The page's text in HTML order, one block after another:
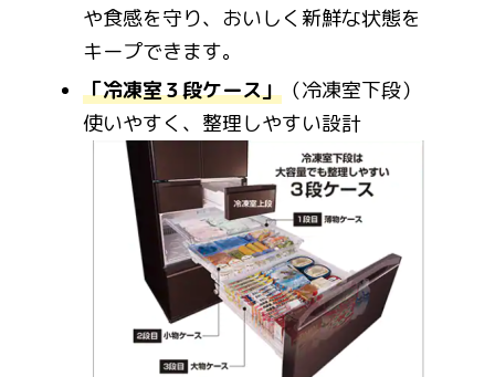
や食感を守り、おいしく新鮮な状態を
キープできます。
「冷凍室３段ケース」 （冷凍室下段）
使いやすく、整理しやすい設計